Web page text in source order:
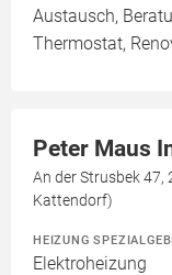
Austausch,
Thermostat,
Peter Maus
An der Strusbek 47,
Kattendorf)
HEIZUNG
Elektroheizung